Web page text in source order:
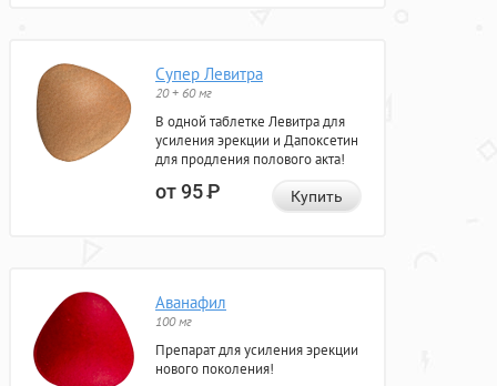
Супер Левитра
20 + 60 мг
В одной таблетке Левитра для
усиления эрекции и Дапоксетин
для продления полового акта!
от 95Р Купить
Аванафил
100 мг
Препарат для усиления эрекции
нового поколения!